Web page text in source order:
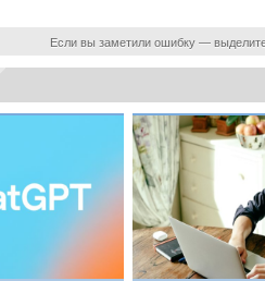
Если вы заметили ошибку —